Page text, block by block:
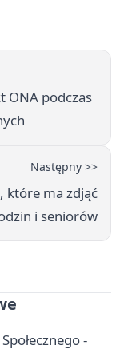
ONA podczas
Następny >>
które ma zdjąć
i seniorów
-